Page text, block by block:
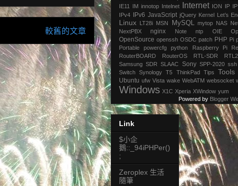
較舊的文章
IE11
IM innotop Intelnet Internet ION IP
IPv4
IPv6 JavaScript jQuery Kernel Let’s
Linux LT28i MSN MySQL mytop NAS
NextPBX
nginx Note ntp OIE
OpenSource openssh OSDC patch PHP Pi
Portable
powercfg python Raspberry Pi
RouterBOARD
RouterOS RTL-SDR
Samsung SDR SLAAC Sony SPP-2020 ssh
Switch Synology T5 ThinkPad Tips Tools
Ubuntu ufw Vista wake WebATM websocket
Windows X1C Xperia XWindow yum
Powered by Blogger
Link
$小企
鵝::_94iPHPer()
;
Zeroplex 生活
隨筆